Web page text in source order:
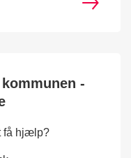
-
få hjælp?